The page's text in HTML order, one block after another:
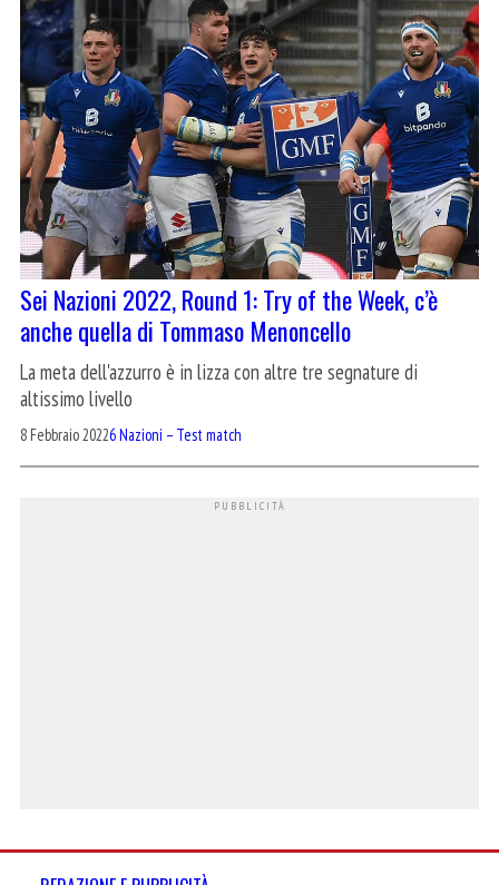
Sei Nazioni 2022, Round 1: Try of the Week, c’è
anche quella di Tommaso Menoncello
La meta dell'azzurro è in lizza con altre tre segnature di
altissimo livello
8 Febbraio 20226 Nazioni – Test match